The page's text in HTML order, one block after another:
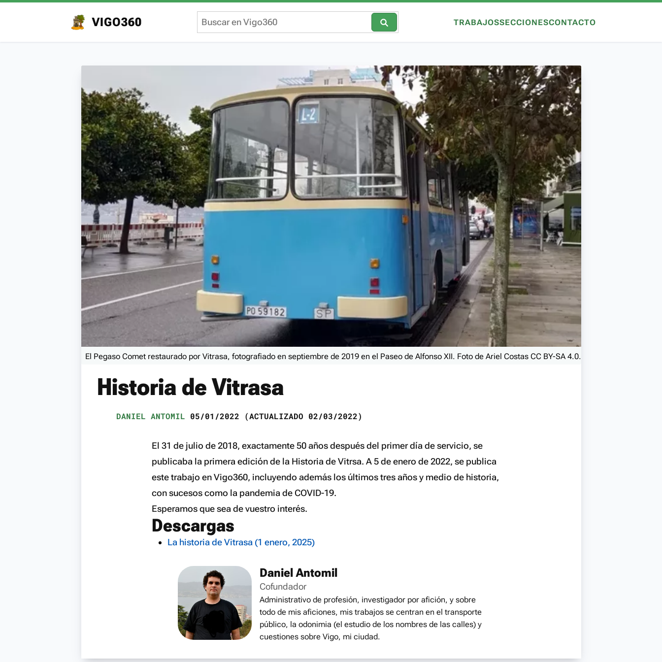
VIGO360 TRABAJOSSECCIONESCONTACTO
El Pegaso Comet restaurado por Vitrasa, fotografiado en septiembre de 2019 en el Paseo de Alfonso XII. Foto de Ariel Costas CC BY-SA 4.0.
Historia de Vitrasa
DANIEL ANTOMIL 05/01/2022 (ACTUALIZADO 02/03/2022)
El 31 de julio de 2018, exactamente 50 años después del primer día de servicio, se
publicaba la primera edición de la Historia de Vitrsa. A 5 de enero de 2022, se publica
este trabajo en Vigo360, incluyendo además los últimos tres años y medio de historia,
con sucesos como la pandemia de COVID-19.
Esperamos que sea de vuestro interés.
Descargas
La historia de Vitrasa (1 enero, 2025)
Daniel Antomil
Cofundador
Administrativo de profesión, investigador por afición, y sobre
todo de mis aficiones, mis trabajos se centran en el transporte
público, la odonimia (el estudio de los nombres de las calles) y
cuestiones sobre Vigo, mi ciudad.